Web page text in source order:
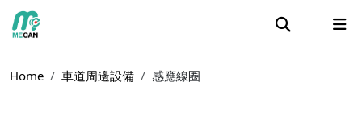
Home 車道周邊設備 感應線圈